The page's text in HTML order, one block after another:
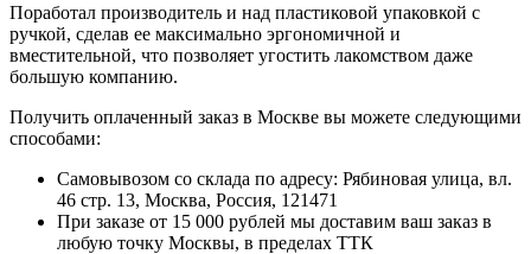
Поработал производитель и над пластиковой упаковкой с
ручкой, сделав ее максимально эргономичной и
вместительной, что позволяет угостить лакомством даже
большую компанию.
Получить оплаченный заказ в Москве вы можете следующими
способами:
Самовывозом со склада по адресу: Рябиновая улица, вл.
46 стр. 13, Москва, Россия, 121471
При заказе от 15 000 рублей мы доставим ваш заказ в
любую точку Москвы, в пределах ТТК